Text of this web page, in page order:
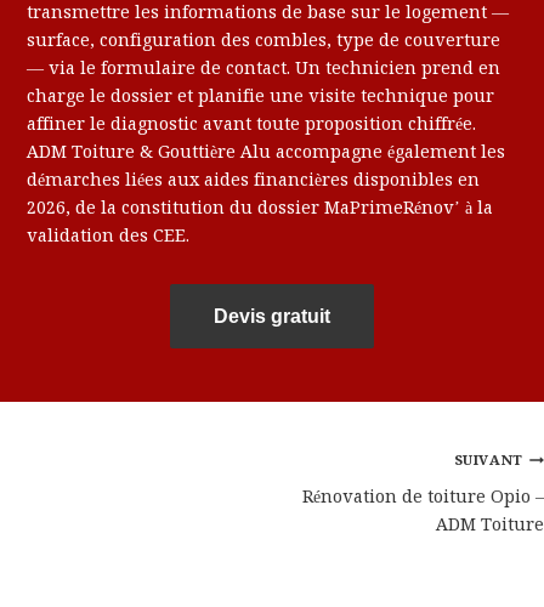
transmettre les informations de base sur le logement —
surface, configuration des combles, type de couverture
— via le formulaire de contact. Un technicien prend en
charge le dossier et planifie une visite technique pour
affiner le diagnostic avant toute proposition chiffrée.
ADM Toiture & Gouttière Alu accompagne également les
démarches liées aux aides financières disponibles en
2026, de la constitution du dossier MaPrimeRénov’ à la
validation des CEE.
Devis gratuit
SUIVANT
Rénovation de toiture Opio –
ADM Toiture